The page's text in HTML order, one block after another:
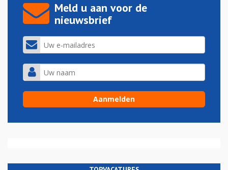
Meld u aan voor de
nieuwsbrief